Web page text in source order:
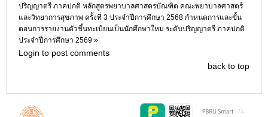
ปริญญาตรี ภาคปกติ หลักสูตรพยาบาลศาสตรบัณฑิต คณะพยาบาลศาสตร์
และวิทยาการสุขภาพ ครั้งที่ 3 ประจำปีการศึกษา 2568 กำหนดการและขั้น
ตอนการรายงานตัวขึ้นทะเบียนเป็นนักศึกษาใหม่ ระดับปริญญาตรี ภาคปกติ
ประจำปีการศึกษา 2569 »
Login to post comments
back to top